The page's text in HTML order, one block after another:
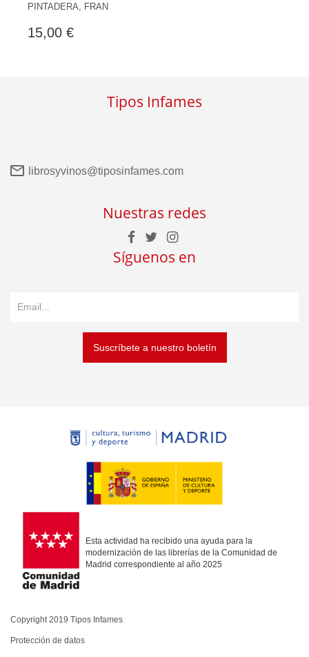
PINTADERA, FRAN
15,00 €
Tipos Infames
librosyvinos@tiposinfames.com
Nuestras redes
Síguenos en
Suscríbete a nuestro boletín
Esta actividad ha recibido una ayuda para la
modernización de las librerías de la Comunidad de
Madrid correspondiente al año 2025
Copyright 2019 Tipos Infames
Protección de datos